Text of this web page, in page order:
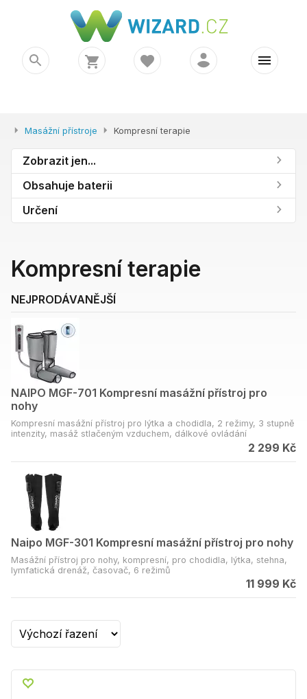
Masážní přístroje Kompresní terapie
Zobrazit jen...
Obsahuje baterii
Určení
Kompresní terapie
NEJPRODÁVANĚJŠÍ
NAIPO MGF-701 Kompresní masážní přístroj pro
nohy
Kompresní masážní přístroj pro lýtka a chodidla, 2 režimy, 3 stupně
intenzity, masáž stlačeným vzduchem, dálkové ovládání
2 299 Kč
Naipo MGF-301 Kompresní masážní přístroj pro nohy
Masážní přístroj pro nohy, kompresní, pro chodidla, lýtka, stehna,
lymfatická drenáž, časovač, 6 režimů
11 999 Kč